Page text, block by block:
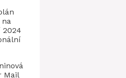
2024
Mail